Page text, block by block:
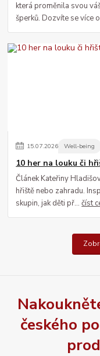
která proměnila svou
šperků. Dozvíte se více
15.07.2026 Well-being
10 her na louku či
Článek Kateřiny
hřiště nebo zahradu.
skupin, jak děti př...číst
českého